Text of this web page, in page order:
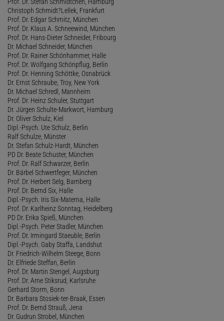
Christoph Schmidt?Lellek, Frankfurt
Prof. Dr. Edgar Schmitz, München
Prof. Dr. Klaus A. Schneewind, München
Prof. Dr. Hans-Dieter Schneider, Fribourg
Dr. Michael Schneider, München
Prof. Dr. Rainer Schönhammer, Halle
Prof. Dr. Wolfgang Schönpflug, Berlin
Prof. Dr. Henning Schöttke, Osnabrück
Dr. Ernst Schraube, Troy, New York
Dr. Michael Schredl, Mannheim
Prof. Dr. Heinz Schuler, Stuttgart
Dr. Jürgen Schulte-Markwort, Hamburg
Dr. Oliver Schulz, Kiel
Dipl.-Psych. Ute Schulz, Berlin
Ralf Schulze, Münster
Dr. Stefan Schulz-Hardt, München
PD Dr. Beate Schuster, München
Prof. Dr. Ralf Schwarzer, Berlin
Dr. Bärbel Schwertfeger, München
Prof. Dr. Herbert Selg, Bamberg
Prof. Dr. Bernd Six, Halle
Dipl.-Psych. Iris Six-Materna, Halle
Prof. Dr. Karlheinz Sonntag, Heidelberg
PD Dr. Erika Spieß, München
Dipl.-Psych. Peter Stadler, München
Prof. Dr. Irmingard Staeuble, Berlin
Dipl.-Psych. Gaby Staffa, Landshut
Dr. Friedrich-Wilhelm Steege, Bonn
Dr. Elfriede Steffan, Berlin
Prof. Dr. Martin Stengel, Augsburg
Prof. Dr. Arne Stiksrud, Karlsruhe
Gerhard Storm, Bonn
Dr. Barbara Stosiek-ter-Braak, Essen
Prof. Dr. Bernd Strauß, Jena
Dr. Gudrun Strobel, München